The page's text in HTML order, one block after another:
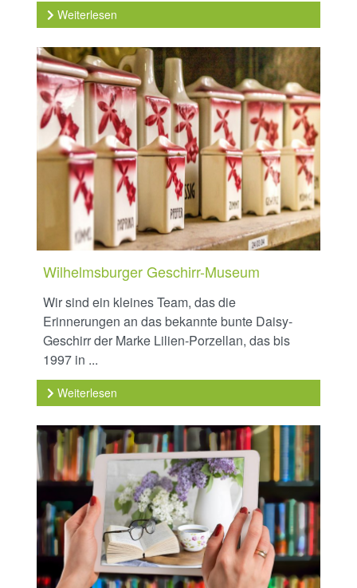
Weiterlesen
Wilhelmsburger Geschirr-Museum
Wir sind ein kleines Team, das die
Erinnerungen an das bekannte bunte Daisy-
Geschirr der Marke Lilien-Porzellan, das bis
1997 in ...
Weiterlesen